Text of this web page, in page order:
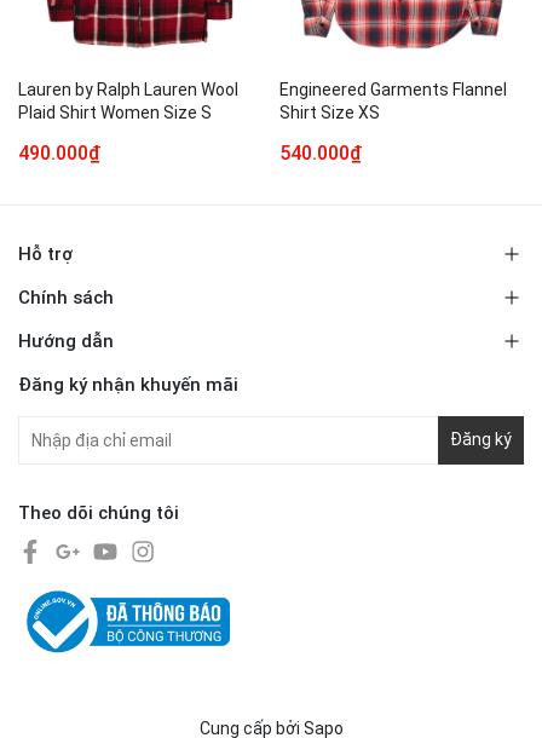
Lauren by Ralph Lauren Wool
Plaid Shirt Women Size S
490.000₫
Engineered Garments Flannel
Shirt Size XS
540.000₫
Hỗ trợ
Chính sách
Hướng dẫn
Đăng ký nhận khuyến mãi
Đăng ký
Theo dõi chúng tôi
Cung cấp bởi Sapo